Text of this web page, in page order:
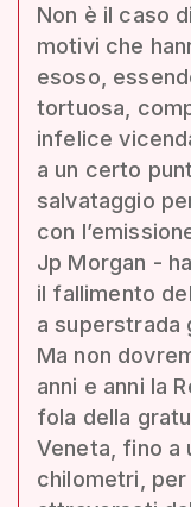
Non è il caso
motivi che
esoso,
tortuosa,
infelice
a un certo
salvataggio
con
Jp Morgan -
il fallimento
a superstrada
Ma non
anni e anni la
fola della
Veneta, fino a
chilometri,